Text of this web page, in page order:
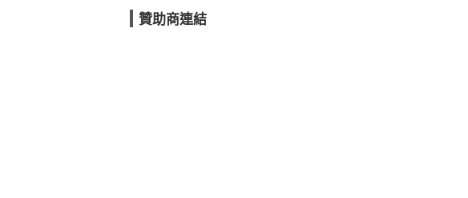
贊助商連結